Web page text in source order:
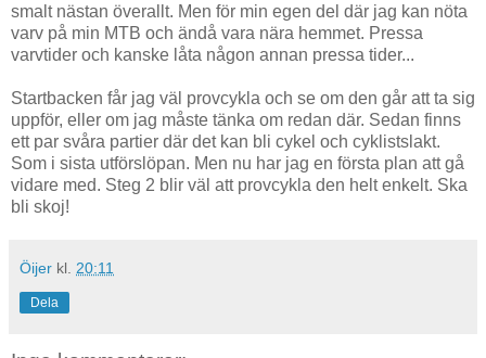
smalt nästan överallt. Men för min egen del där jag kan nöta
varv på min MTB och ändå vara nära hemmet. Pressa
varvtider och kanske låta någon annan pressa tider...
Startbacken får jag väl provcykla och se om den går att ta sig
uppför, eller om jag måste tänka om redan där. Sedan finns
ett par svåra partier där det kan bli cykel och cyklistslakt.
Som i sista utförslöpan. Men nu har jag en första plan att gå
vidare med. Steg 2 blir väl att provcykla den helt enkelt. Ska
bli skoj!
Öijer kl. 20:11
Dela